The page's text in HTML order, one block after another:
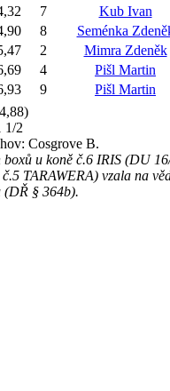
7 Kub Ivan
8 Seménka
2 Mimra Zdeněk
4 Pišl Martin
9 Pišl Martin
1/2
Cosgrove B.
u koně č.6 IRIS (DU
TARAWERA) vzala na
(DŘ § 364b).